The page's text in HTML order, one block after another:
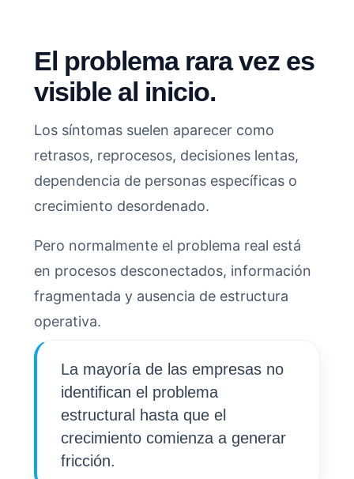
El problema rara vez es
visible al inicio.
Los síntomas suelen aparecer como
retrasos, reprocesos, decisiones lentas,
dependencia de personas específicas o
crecimiento desordenado.
Pero normalmente el problema real está
en procesos desconectados, información
fragmentada y ausencia de estructura
operativa.
La mayoría de las empresas no
identifican el problema
estructural hasta que el
crecimiento comienza a generar
fricción.